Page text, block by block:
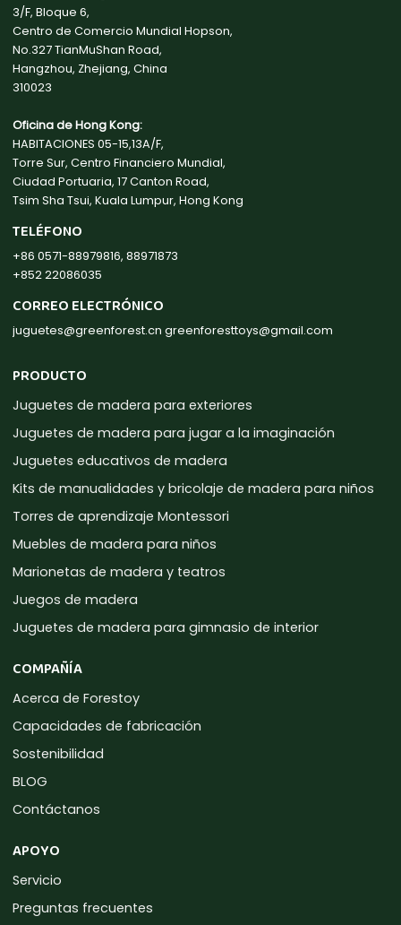
3/F, Bloque 6,
Centro de Comercio Mundial Hopson,
No.327 TianMuShan Road,
Hangzhou, Zhejiang, China
310023
Oficina de Hong Kong:
HABITACIONES 05-15,13A/F,
Torre Sur, Centro Financiero Mundial,
Ciudad Portuaria, 17 Canton Road,
Tsim Sha Tsui, Kuala Lumpur, Hong Kong
TELÉFONO
+86 0571-88979816, 88971873
+852 22086035
CORREO ELECTRÓNICO
juguetes@greenforest.cn greenforesttoys@gmail.com
PRODUCTO
Juguetes de madera para exteriores
Juguetes de madera para jugar a la imaginación
Juguetes educativos de madera
Kits de manualidades y bricolaje de madera para niños
Torres de aprendizaje Montessori
Muebles de madera para niños
Marionetas de madera y teatros
Juegos de madera
Juguetes de madera para gimnasio de interior
COMPAÑÍA
Acerca de Forestoy
Capacidades de fabricación
Sostenibilidad
BLOG
Contáctanos
APOYO
Servicio
Preguntas frecuentes